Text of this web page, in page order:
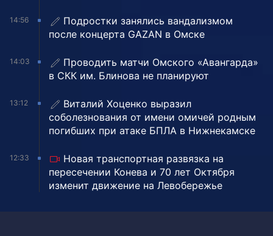
14:56
Подростки занялись вандализмом
после концерта GAZAN в Омске
14:03
Проводить матчи Омского «Авангарда»
в СКК им. Блинова не планируют
13:12
Виталий Хоценко выразил
соболезнования от имени омичей родным
погибших при атаке БПЛА в Нижнекамске
12:33
Новая транспортная развязка на
пересечении Конева и 70 лет Октября
изменит движение на Левобережье